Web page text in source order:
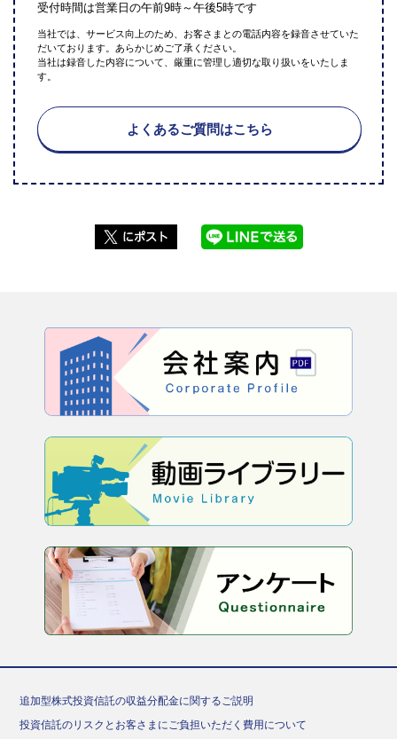
受付時間は営業日の午前9時～午後5時です
当社では、サービス向上のため、お客さまとの電話内容を録音させていた
だいております。あらかじめご了承ください。
当社は録音した内容について、厳重に管理し適切な取り扱いをいたしま
す。
よくあるご質問はこちら
追加型株式投資信託の収益分配金に関するご説明
投資信託のリスクとお客さまにご負担いただく費用について